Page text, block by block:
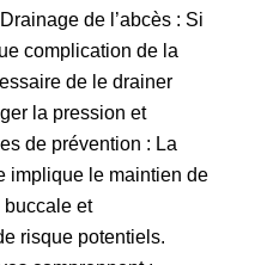
de l’abcès : Si
complication de la
de le drainer
la pression et
de prévention : La
implique le maintien de
buccale et
risque potentiels.